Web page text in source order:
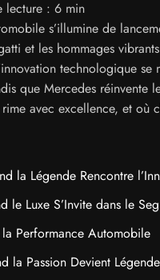
lecture : 6 min
s’illumine de
et les hommages
technologique
que Mercedes réinvente
avec excellence, et où
la Légende Rencontre
le Luxe S’Invite dans le
Performance Automobile
la Passion Devient Légende